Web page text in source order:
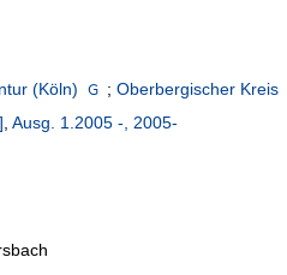
(Köln) ; Oberbergischer Kreis
, Ausg. 1.2005 -, 2005-